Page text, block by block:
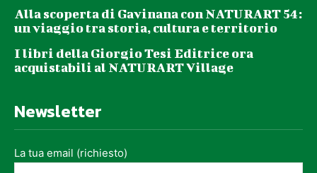
Alla scoperta di Gavinana con NATURART 54:
un viaggio tra storia, cultura e territorio
I libri della Giorgio Tesi Editrice ora
acquistabili al NATURART Village
Newsletter
La tua email (richiesto)